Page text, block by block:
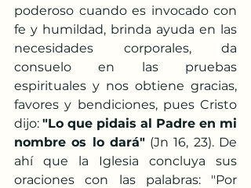
poderoso cuando es invocado con
fe y humildad, brinda ayuda en las
necesidades corporales, da
consuelo en las pruebas
espirituales y nos obtiene gracias,
favores y bendiciones, pues Cristo
dijo: "Lo que pidais al Padre en mi
nombre os lo dará" (Jn 16, 23). De
ahí que la Iglesia concluya sus
oraciones con las palabras: "Por